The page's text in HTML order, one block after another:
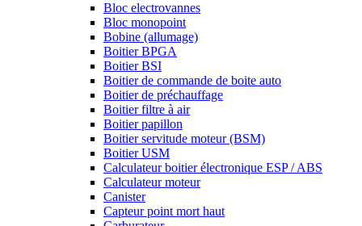
Bloc electrovannes
Bloc monopoint
Bobine (allumage)
Boitier BPGA
Boitier BSI
Boitier de commande de boite auto
Boitier de préchauffage
Boitier filtre à air
Boitier papillon
Boitier servitude moteur (BSM)
Boitier USM
Calculateur boitier électronique ESP / ABS
Calculateur moteur
Canister
Capteur point mort haut